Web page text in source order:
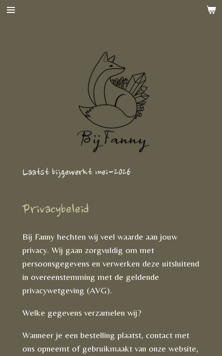
Ga
Laatst bijgewerkt mei-2026
Privacybeleid
Bij Fanny hechten wij veel waarde aan jouw
privacy. Wij gaan zorgvuldig om met
persoonsgegevens en verwerken deze uitsluitend
in overeenstemming met de geldende
privacywetgeving (AVG).
Welke gegevens verzamelen wij?
Wanneer je een bestelling plaatst, contact met
ons opneemt of gebruikmaakt van onze website,